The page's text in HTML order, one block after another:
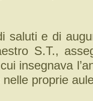
saluti e di
S.T.,
insegnava
proprie